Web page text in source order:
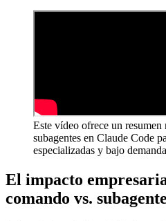
Este vídeo ofrece un
subagentes en Claude Code
especializadas y bajo
El impacto
comando vs. subagente